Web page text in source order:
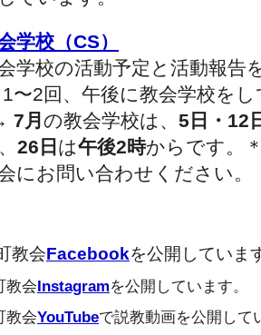
学校（CS）
学校の活動予定と活動報告
1〜2回、午後に教会学校を
7月 の教会学校は、 5日・12
26日 は午後2時からです。
にお問い合わせください。
教会Facebookを公開していま
教会Instagramを公開しています。
教会YouTubeで説教動画を公開して